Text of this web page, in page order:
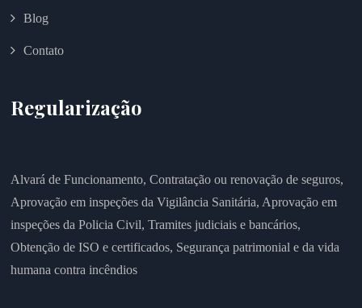
Blog
Contato
Regularização
Alvará de Funcionamento,Contratação ou renovação de seguros,
Aprovação em inspeções da Vigilância Sanitária, Aprovação em
inspeções da Policia Civil,Tramites judiciais e bancários,
Obtenção de ISO e certificados, Segurança patrimonial e da vida
humana contra incêndios